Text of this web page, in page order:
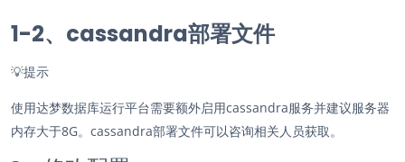
1-2、cassandra部署文件
💡提示
使用达梦数据库运行平台需要额外启用cassandra服务并建议服务器
内存大于8G。cassandra部署文件可以咨询相关人员获取。